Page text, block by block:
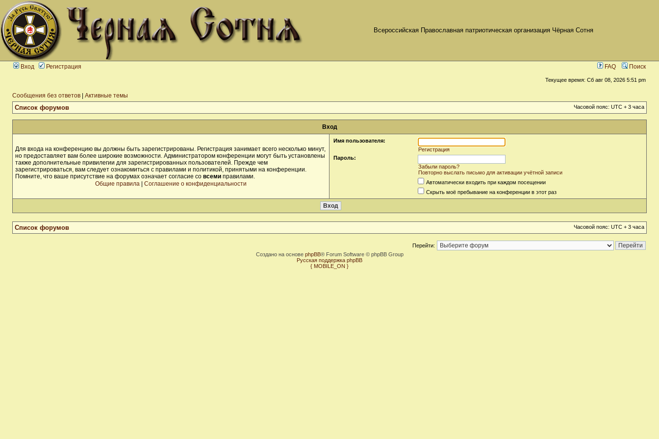
Всероссийская Православная патриотическая организация Чёрная Сотня
Вход Регистрация FAQ Поиск
Текущее время: Сб авг 08, 2026 5:51 pm
Сообщения без ответов Активные темы
Список форумов Часовой пояс: UTC + 3 часа
Вход
Для входа на конференцию вы должны быть зарегистрированы. Регистрация занимает всего несколько минут,
но предоставляет вам более широкие возможности. Администратором конференции могут быть установлены
также дополнительные привилегии для зарегистрированных пользователей. Прежде чем
зарегистрироваться, вам следует ознакомиться с правилами и политикой, принятыми на конференции.
Помните, что ваше присутствие на форумах означает согласие со всеми правилами.
Общие правила
Соглашение о конфиденциальности
Имя пользователя:
Регистрация
Пароль:
Забыли пароль?
Повторно выслать письмо для активации учётной записи
Автоматически входить при каждом посещении
Скрыть моё пребывание на конференции в этот раз
Список форумов Часовой пояс: UTC + 3 часа
Перейти:
Создано на основе phpBB® Forum Software © phpBB Group
Русская поддержка phpBB
{ MOBILE_ON }